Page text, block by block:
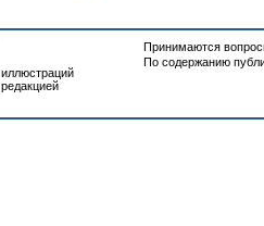
Принимаются
По содержанию